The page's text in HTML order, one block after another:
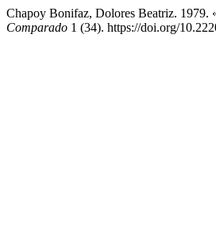
Chapoy Bonifaz, Dolores Beatriz.
Comparado 1 (34). https://doi.org/